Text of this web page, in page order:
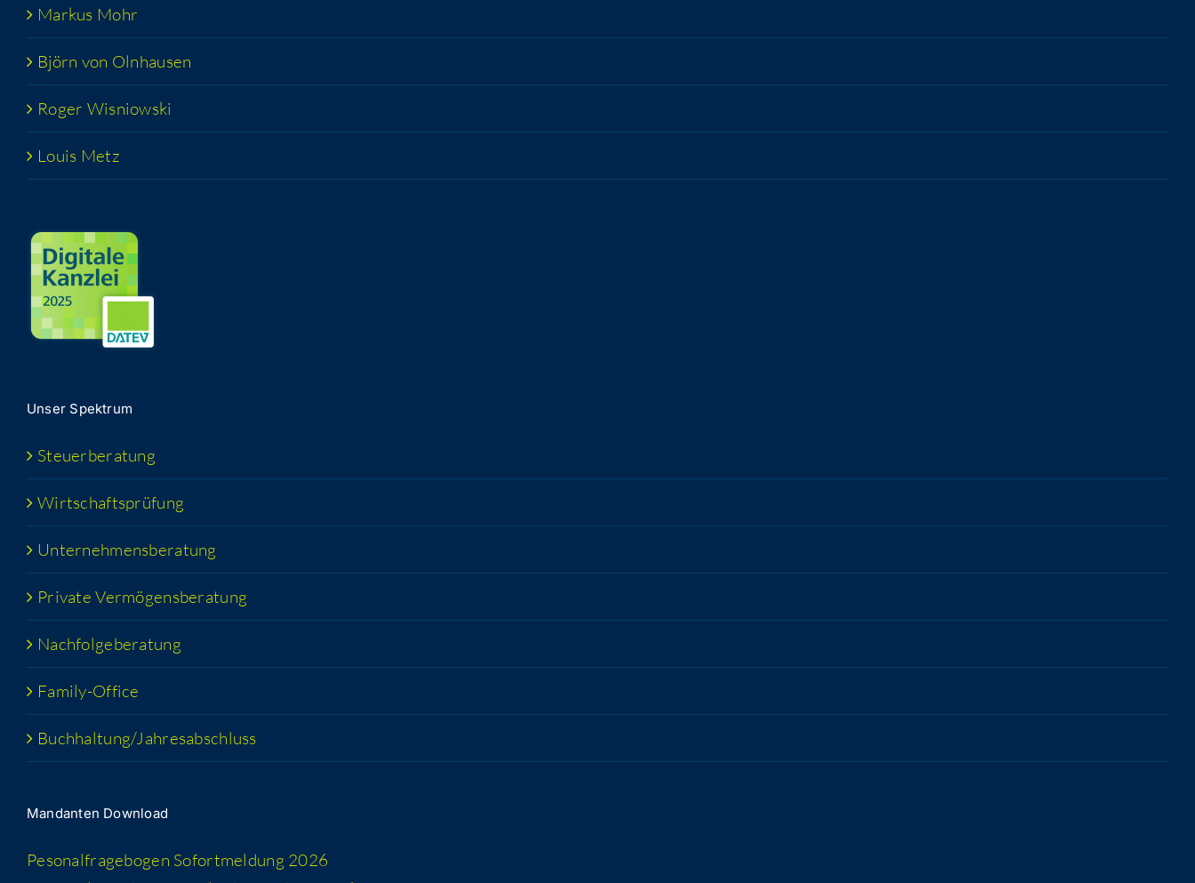
Mar­kus Mohr
Björn von Olnhausen
Roger Wis­niow­ski
Lou­is Metz
Unser Spek­trum
Steu­er­be­ra­tung
Wirt­schafts­prü­fung
Unter­neh­mens­be­ra­tung
Pri­va­te Vermögensberatung
Nach­fol­ge­be­ra­tung
Fami­­ly-Office
Buchhaltung/​​Jahresabschluss
Man­dan­ten Download
Peso­nal­fra­ge­bo­gen Sofort­mel­dung 2026